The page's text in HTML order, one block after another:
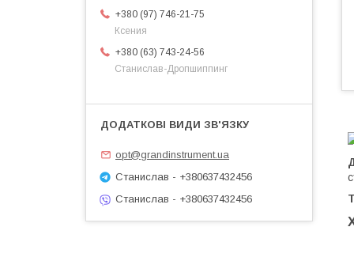
+380 (97) 746-21-75
Ксения
+380 (63) 743-24-56
Станислав-Дропшиппинг
opt@grandinstrument.ua
Станислав - +380637432456
Станислав - +380637432456